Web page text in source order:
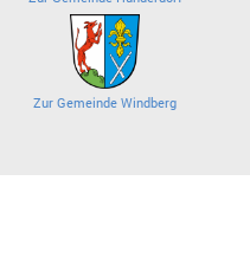
Zur Gemeinde Windberg